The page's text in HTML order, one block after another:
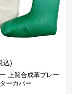
込)
上質合成革ブレー
ーカバー